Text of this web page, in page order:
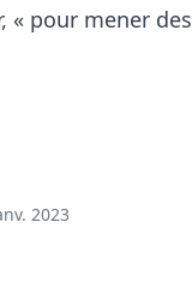
« pour mener des
2023